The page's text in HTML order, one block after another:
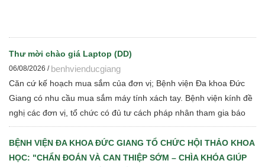
Thư mời chào giá Laptop (DD)
06/08/2026 / benhvienducgiang
Căn cứ kế hoạch mua sắm của đơn vị; Bệnh viện Đa khoa Đức
Giang có nhu cầu mua sắm máy tính xách tay. Bệnh viện kính đề
nghị các đơn vị, tổ chức có đủ tư cách pháp nhân tham gia báo
giá cạnh tranh để Bệnh viện thực hiện các bước đấu thầu theo
quy định hiện hành
BỆNH VIỆN ĐA KHOA ĐỨC GIANG TỔ CHỨC HỘI THẢO KHOA
HỌC: "CHẨN ĐOÁN VÀ CAN THIỆP SỚM – CHÌA KHÓA GIÚP